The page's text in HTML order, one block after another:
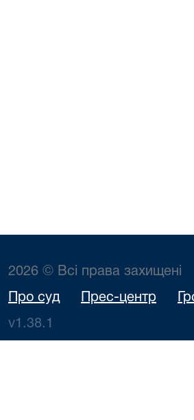
2026 © Всі права захищені
Про суд Прес-центр
v1.38.1